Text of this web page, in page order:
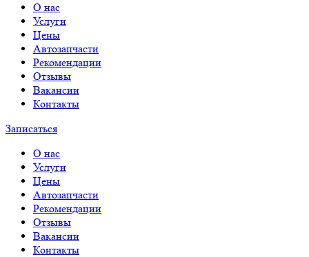
О нас
Услуги
Цены
Автозапчасти
Рекомендации
Отзывы
Вакансии
Контакты
Записаться
О нас
Услуги
Цены
Автозапчасти
Рекомендации
Отзывы
Вакансии
Контакты